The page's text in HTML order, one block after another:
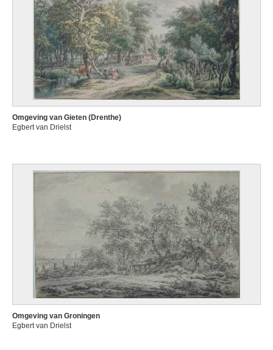
Omgeving van Gieten (Drenthe)
Egbert van Drielst
Omgeving van Groningen
Egbert van Drielst